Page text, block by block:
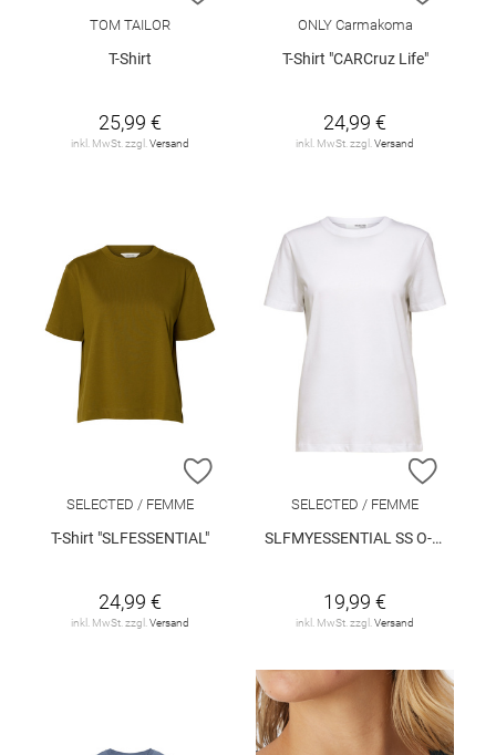
TOM TAILOR
T-Shirt
25,99 €
inkl. MwSt. zzgl.Versand
ONLY Carmakoma
T-Shirt "CARCruz Life"
24,99 €
inkl. MwSt. zzgl.Versand
ZUR WUNSCHLISTE HINZUFÜGEN
SELECTED / FEMME
T-Shirt "SLFESSENTIAL"
24,99 €
inkl. MwSt. zzgl. Versand
ZUR
SELECTED / FEMME
SLFMYESSENTIAL SS O-NECK TEE NOOS
19,99 €
inkl. MwSt. zzgl. Versand